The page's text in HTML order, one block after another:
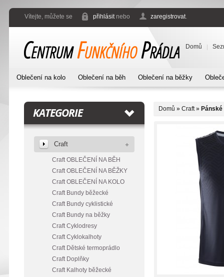
Vítejte, můžete se přihlásitnebo zaregistrovat.
Domů
Oblečení na kolo Oblečení na běh Oblečení na běžky
KATEGORIE
Craft
Craft OBLEČENÍ NA BĚH
Craft OBLEČENÍ NA BĚŽKY
Craft OBLEČENÍ NA KOLO
Craft Bundy běžecké
Craft Bundy cyklistické
Craft Bundy na běžky
Craft Cyklodresy
Craft Cyklokalhoty
Craft Dětské termoprádlo
Craft Doplňky
Craft Kalhoty běžecké
Domů » Craft»